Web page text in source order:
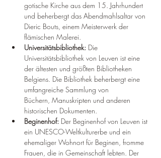
gotische Kirche aus dem 15. Jahrhundert
und beherbergt das Abendmahlsaltar von
Dieric Bouts, einem Meisterwerk der
flämischen Malerei.
Universitätsbibliothek: Die
Universitätsbibliothek von Leuven ist eine
der ältesten und größten Bibliotheken
Belgiens. Die Bibliothek beherbergt eine
umfangreiche Sammlung von
Büchern, Manuskripten und anderen
historischen Dokumenten.
Beginenhof: Der Beginenhof von Leuven ist
ein UNESCO-Weltkulturerbe und ein
ehemaliger Wohnort für Beginen, fromme
Frauen, die in Gemeinschaft lebten. Der